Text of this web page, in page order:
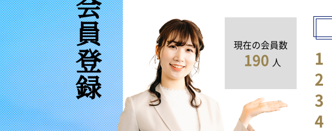
現在の会員数
190 人